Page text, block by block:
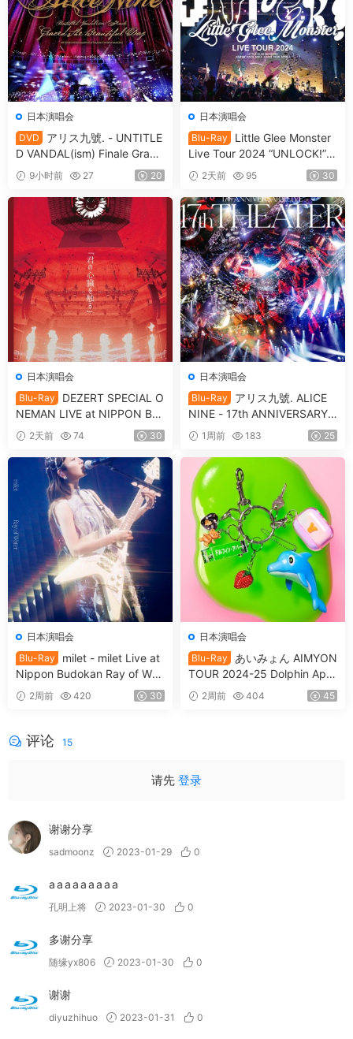
日本演唱会
DVD
アリス九號. - UNTITLE
D VANDAL(ism) Finale Grace
d The Beautiful Day Limited
Edition [2009.11.11] [3DVD I
SO 7.53GB]
9小时前 27 20
日本演唱会
Blu-Ray
Little Glee Monster
Live Tour 2024 “UNLOCK!”
[2024.07.06] [自购原盘] [BDI
SO 39.8GB]
2天前 95 30
日本演唱会
Blu-Ray
DEZERT SPECIAL O
NEMAN LIVE at NIPPON BU
DOKAN Kimi no shinzou o sa
waru 「君の心臓を触る」[20
25.05.14] [BDISO 41.1GB]
2天前 74 30
日本演唱会
Blu-Ray
アリス九號. ALICE
NINE - 17th ANNIVERSARY L
IVE 『17th THEATER』CD+B
D [2021.12.29] [BDISO 20.9
GB]
1周前 183 25
日本演唱会
Blu-Ray
milet - milet Live at
Nippon Budokan Ray of Wat
er [2026.06.17] [BDISO 41.3
GB]
2周前 420 30
日本演唱会
Blu-Ray
あいみょん AIMYON
TOUR 2024-25 Dolphin Apar
tment IN Osaka Castle Hall
[2025.09.17] [BDISO 2BD 9
2周前 404 45
评论 15
请先 登录
谢谢分享
sadmoonz 2023-01-29 0
a a a a a a a a a
孔明上将 2023-01-30 0
多谢分享
随缘yx806 2023-01-30 0
谢谢
diyuzhihuo 2023-01-31 0